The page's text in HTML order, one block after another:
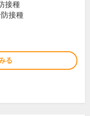
接種
接種
る